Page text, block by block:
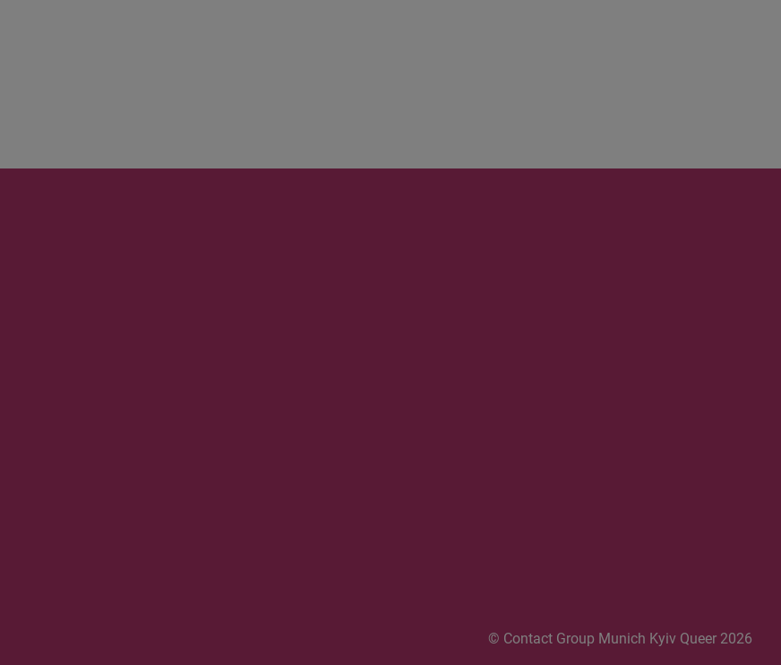
© Contact Group Munich Kyiv Queer 2026